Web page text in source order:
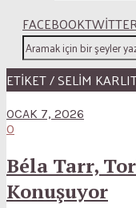
FACEBOOK
ETİKET / SELIM
OCAK 7, 2026
0
Béla Tarr,
Konuşuyor